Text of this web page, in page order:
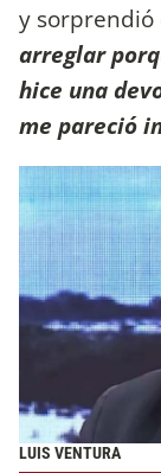
y sorprendió
arreglar
hice una
me pareció
LUIS VENTURA